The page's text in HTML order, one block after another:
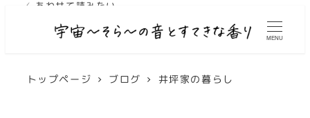
MENU
トップページ ブログ 井坪家の暮らし
✓ あわせて読みたい
✓ あわせて読みたい
✓ あわせて読みたい